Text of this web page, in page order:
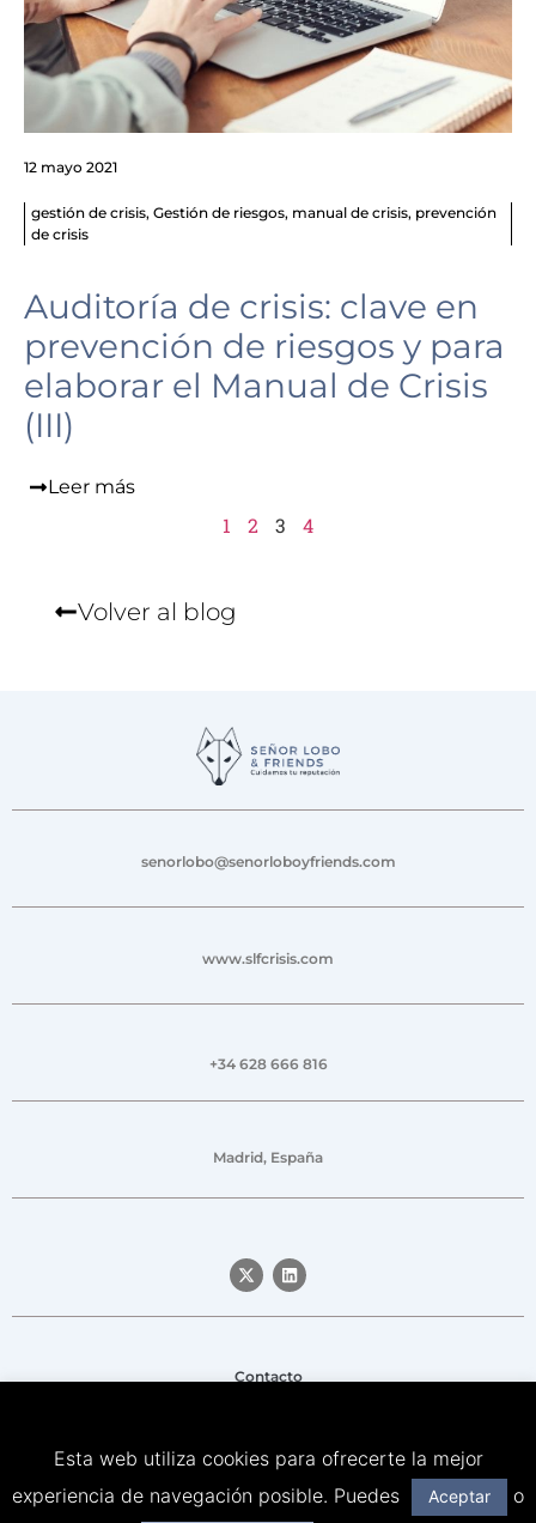
12 mayo 2021
gestión de crisis, Gestión de riesgos, manual de crisis, prevención
de crisis
Auditoría de crisis: clave en
prevención de riesgos y para
elaborar el Manual de Crisis
(III)
Leer más
1 2 3 4
Volver al blog
senorlobo@senorloboyfriends.com
www.slfcrisis.com
+34 628 666 816
Madrid, España
Contacto
Política de privacidad
Esta web utiliza cookies para ofrecerte la mejor
experiencia de navegación posible. Puedes
Aceptar o